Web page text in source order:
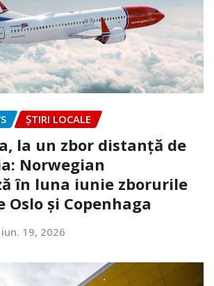
ȘTIRI LOCALE
la un zbor distanță de
Norwegian
în luna iunie zborurile
Oslo și Copenhaga
iun. 19, 2026